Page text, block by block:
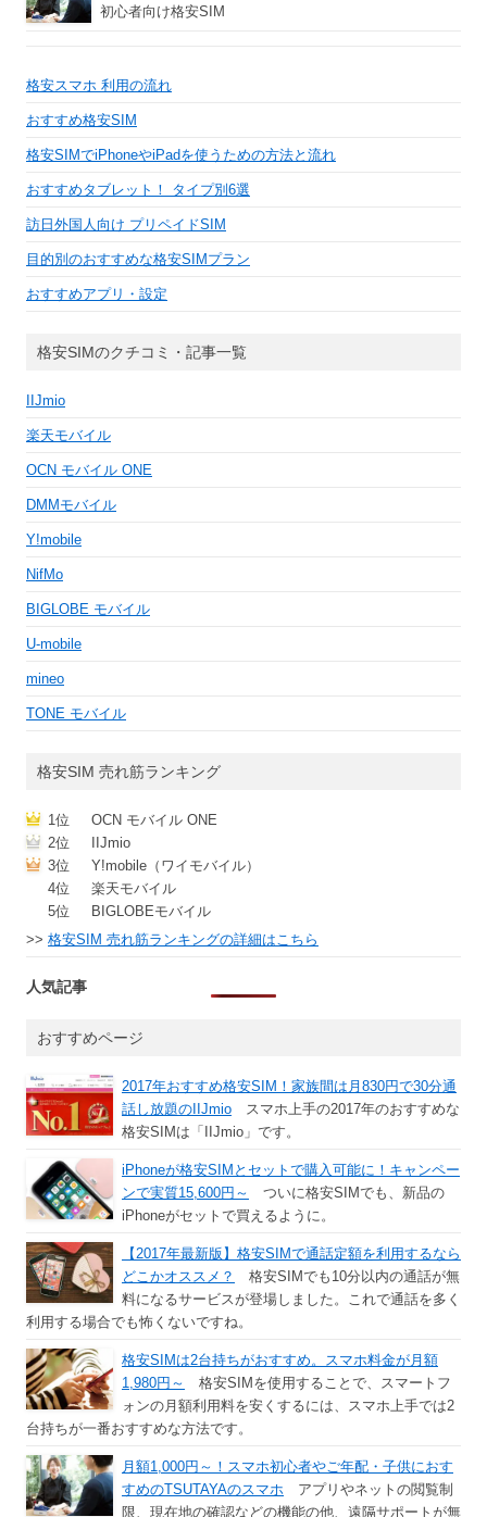
初心者向け格安SIM
格安スマホ 利用の流れ
おすすめ格安SIM
格安SIMでiPhoneやiPadを使うための方法と流れ
おすすめタブレット！ タイプ別6選
訪日外国人向け プリペイドSIM
目的別のおすすめな格安SIMプラン
おすすめアプリ・設定
格安SIMのクチコミ・記事一覧
IIJmio
楽天モバイル
OCN モバイル ONE
DMMモバイル
Y!mobile
NifMo
BIGLOBE モバイル
U-mobile
mineo
TONE モバイル
格安SIM 売れ筋ランキング
1位
OCN モバイル ONE
2位
IIJmio
3位
Y!mobile（ワイモバイル）
4位
楽天モバイル
5位
BIGLOBEモバイル
>> 格安SIM 売れ筋ランキングの詳細はこちら
人気記事
おすすめページ
2017年おすすめ格安SIM！家族間は月830円で30分通
話し放題のIIJmio スマホ上手の2017年のおすすめな
格安SIMは「IIJmio」です。
iPhoneが格安SIMとセットで購入可能に！キャンペー
ンで実質15,600円～
ついに格安SIMでも、新品の
iPhoneがセットで買えるように。
【2017年最新版】格安SIMで通話定額を利用するなら
どこかオススメ？
格安SIMでも10分以内の通話が無
料になるサービスが登場しました。これで通話を多く
利用する場合でも怖くないですね。
格安SIMは2台持ちがおすすめ。スマホ料金が月額
1,980円～
格安SIMを使用することで、スマートフ
ォンの月額利用料を安くするには、スマホ上手では2
台持ちが一番おすすめな方法です。
月額1,000円～！スマホ初心者やご年配・子供におす
すめのTSUTAYAのスマホ アプリやネットの閲覧制
限、現在地の確認などの機能の他、遠隔サポートが無